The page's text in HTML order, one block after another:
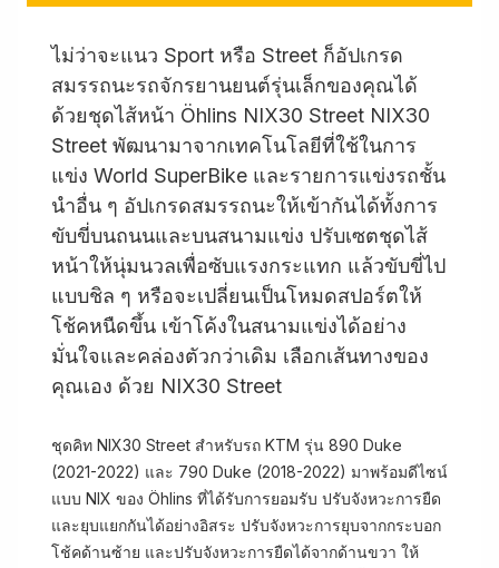
ไม่ว่าจะแนว Sport หรือ Street ก็อัปเกรด
สมรรถนะรถจักรยานยนต์รุ่นเล็กของคุณได้
ด้วยชุดไส้หน้า Öhlins NIX30 Street NIX30
Street พัฒนามาจากเทคโนโลยีที่ใช้ในการ
แข่ง World SuperBike และรายการแข่งรถชั้น
นำอื่น ๆ อัปเกรดสมรรถนะให้เข้ากันได้ทั้งการ
ขับขี่บนถนนและบนสนามแข่ง ปรับเซตชุดไส้
หน้าให้นุ่มนวลเพื่อซับแรงกระแทก แล้วขับขี่ไป
แบบชิล ๆ หรือจะเปลี่ยนเป็นโหมดสปอร์ตให้
โช้คหนืดขึ้น เข้าโค้งในสนามแข่งได้อย่าง
มั่นใจและคล่องตัวกว่าเดิม เลือกเส้นทางของ
คุณเอง ด้วย NIX30 Street
ชุดคิท NIX30 Street สำหรับรถ KTM รุ่น 890 Duke
(2021-2022) และ 790 Duke (2018-2022) มาพร้อมดีไซน์
แบบ NIX ของ Öhlins ที่ได้รับการยอมรับ ปรับจังหวะการยืด
และยุบแยกกันได้อย่างอิสระ ปรับจังหวะการยุบจากกระบอก
โช้คด้านซ้าย และปรับจังหวะการยืดได้จากด้านขวา ให้